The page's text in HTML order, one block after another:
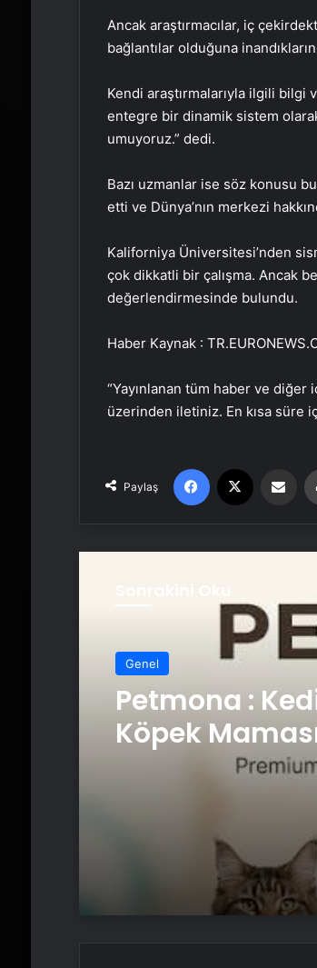
Ancak araştırmacılar, iç
bağlantılar olduğuna
Kendi araştırmalarıyla ilgili bilgi
entegre bir dinamik sistem
umuyoruz.” dedi.
Bazı uzmanlar ise söz konusu
etti ve Dünya’nın merkezi
Kaliforniya Üniversitesi’nden
çok dikkatli bir çalışma. Ancak
değerlendirmesinde bulundu.
Haber Kaynak :
“Yayınlanan tüm haber ve
üzerinden iletiniz. En kısa süre
Paylaş
Facebook
Genel
Petmona :
Köpek
Hayvan
Genel
Fiber
Nasıl Doğru